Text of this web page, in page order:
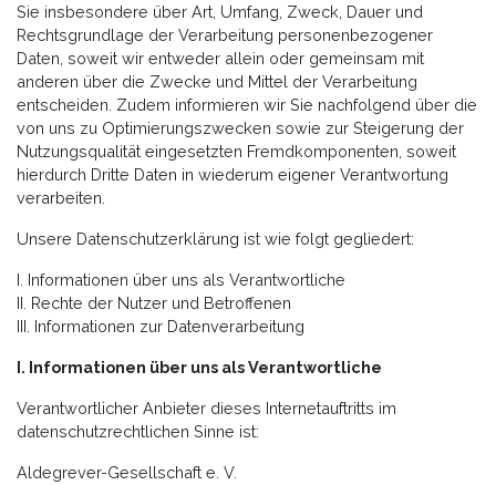
Sie insbesondere über Art, Umfang, Zweck, Dauer und
Rechtsgrundlage der Verarbeitung personenbezogener
Daten, soweit wir entweder allein oder gemeinsam mit
anderen über die Zwecke und Mittel der Verarbeitung
entscheiden. Zudem informieren wir Sie nachfolgend über die
von uns zu Optimierungszwecken sowie zur Steigerung der
Nutzungsqualität eingesetzten Fremdkomponenten, soweit
hierdurch Dritte Daten in wiederum eigener Verantwortung
verarbeiten.
Unsere Datenschutzerklärung ist wie folgt gegliedert:
I. Informationen über uns als Verantwortliche
II. Rechte der Nutzer und Betroffenen
III. Informationen zur Datenverarbeitung
I. Informationen über uns als Verantwortliche
Verantwortlicher Anbieter dieses Internetauftritts im
datenschutzrechtlichen Sinne ist:
Aldegrever-Gesellschaft e. V.